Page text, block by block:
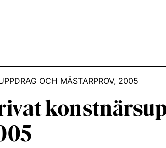
OCH MÄSTARPROV, 2005